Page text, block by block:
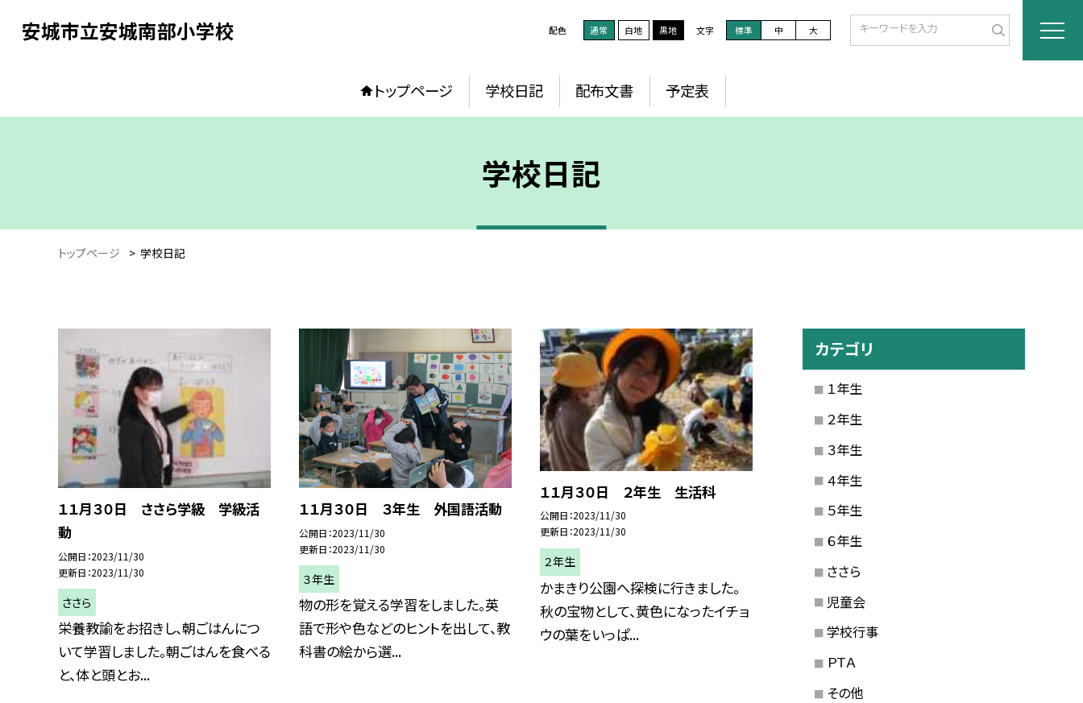
安城市立安城南部小学校 配色 通常 白地 黒地 文字 標準 中 大
トップページ 学校日記 配布文書 予定表
学校日記
トップページ > 学校日記
１１月３０日 ささら学級 学級活
動
公開日 2023/11/30
更新日 2023/11/30
ささら
栄養教諭をお招きし、朝ごはんにつ
いて学習しました。朝ごはんを食べる
と、体と頭とお...
１１月３０日 ３年生 外国語活動
公開日 2023/11/30
更新日 2023/11/30
３年生
物の形を覚える学習をしました。英
語で形や色などのヒントを出して、教
科書の絵から選...
１１月３０日 ２年生 生活科
公開日 2023/11/30
更新日 2023/11/30
２年生
かまきり公園へ探検に行きました。
秋の宝物として、黄色になったイチョ
ウの葉をいっぱ...
カテゴリ
１年生
２年生
３年生
４年生
５年生
６年生
ささら
児童会
学校行事
ＰＴＡ
その他